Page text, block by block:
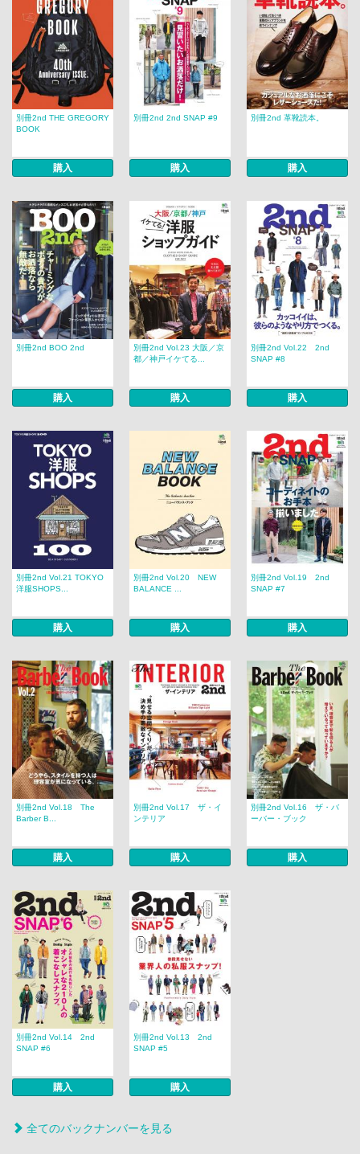
別冊2nd THE GREGORY
BOOK
購入
別冊2nd 2nd SNAP #9
購入
別冊2nd 革靴読本。
購入
別冊2nd BOO 2nd
購入
別冊2nd Vol.23 大阪／京
都／神戸イケてる...
購入
別冊2nd Vol.22 2nd
SNAP #8
購入
別冊2nd Vol.21 TOKYO
洋服SHOPS...
購入
別冊2nd Vol.20 NEW
BALANCE ...
購入
別冊2nd Vol.19 2nd
SNAP #7
購入
別冊2nd Vol.18 The
Barber B...
購入
別冊2nd Vol.17 ザ・イ
ンテリア
購入
別冊2nd Vol.16 ザ・バ
ーバー・ブック
購入
別冊2nd Vol.14 2nd
SNAP #6
購入
別冊2nd Vol.13 2nd
SNAP #5
購入
全てのバックナンバーを見る